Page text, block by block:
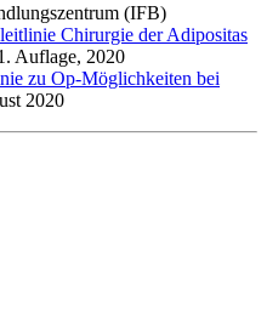
(IFB)
Chirurgie der Adipositas
Auflage, 2020
zu Op-Möglichkeiten bei
2020